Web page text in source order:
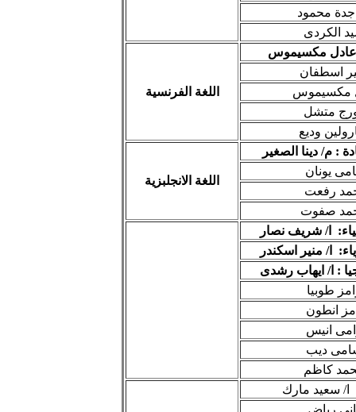
محمود
الكردى
اللغة الفرنسية
عادل مكسيموس
اسطفان
مكسيموس
متشل
وديع
اللغة الانجلبزية
: م/ دينا الصغير
يونان
رفعت
صفوت
ا/ شريف نصار
ا/ منير اسكندر
: ا/ ايهاب رشدى
طوبيا
انطون
انيس
ديب
كاظم
ا/ سعيد مارك
رياض